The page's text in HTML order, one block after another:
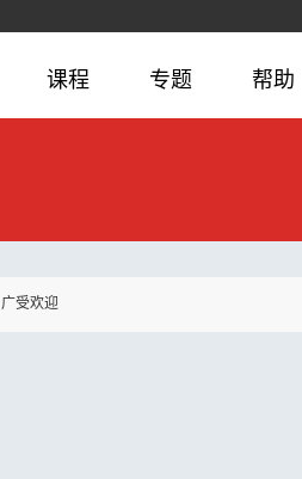
课程 专题 帮助
广受欢迎